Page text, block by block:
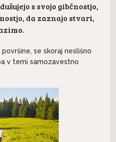
s svojo gibčnostjo,
da zaznajo stvari,
se skoraj neslišno
v temi samozavestno